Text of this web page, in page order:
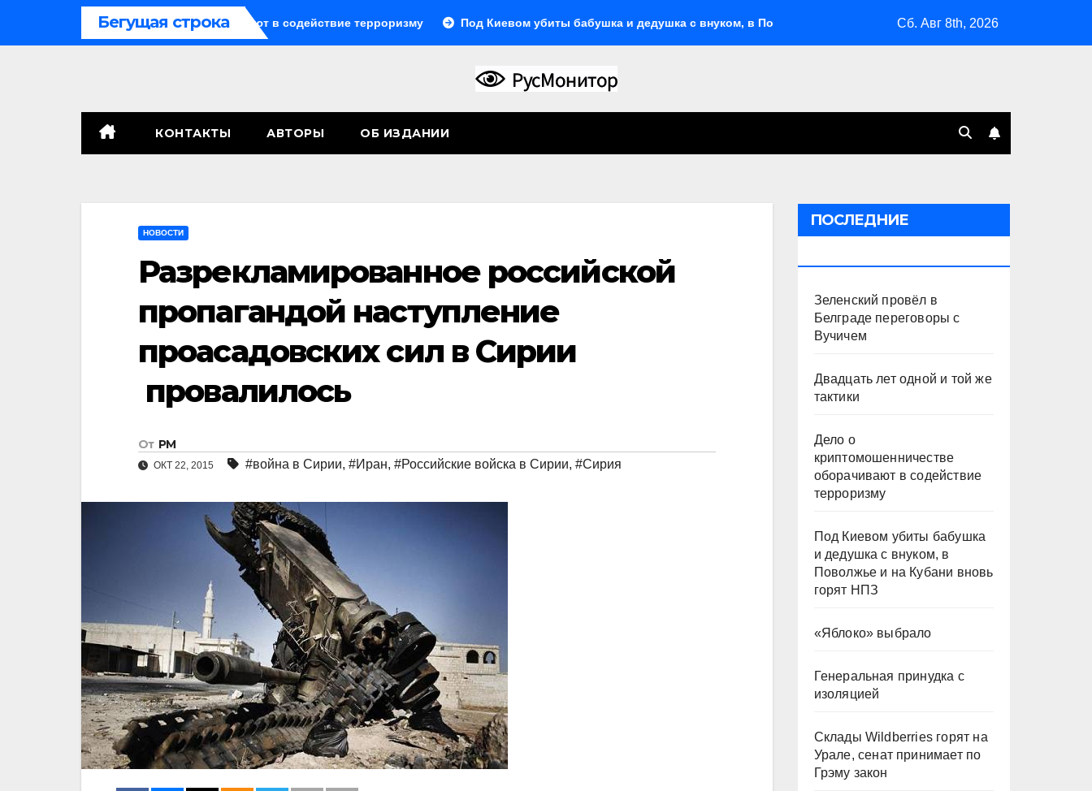
Бегущая строка
оборачивают в содействие терроризму Под Киевом убиты бабушка и дедушка с внуком, в Поволжье и на Кубани вновь горят НПЗ «Яблоко» выбрало
Сб. Авг 8th, 2026
КОНТАКТЫ АВТОРЫ ОБ ИЗДАНИИ
НОВОСТИ
Разрекламированное российской
пропагандой наступление
проасадовских сил в Сирии
провалилось
От РМ
ОКТ 22, 2015 #война в Сирии, #Иран, #Российские войска в Сирии, #Сирия
ПОСЛЕДНИЕ
Зеленский провёл в
Белграде переговоры с
Вучичем
Двадцать лет одной и той же
тактики
Дело о
криптомошенничестве
оборачивают в содействие
терроризму
Под Киевом убиты бабушка
и дедушка с внуком, в
Поволжье и на Кубани вновь
горят НПЗ
«Яблоко» выбрало
Генеральная принудка с
изоляцией
Склады Wildberries горят на
Урале, сенат принимает по
Грэму закон